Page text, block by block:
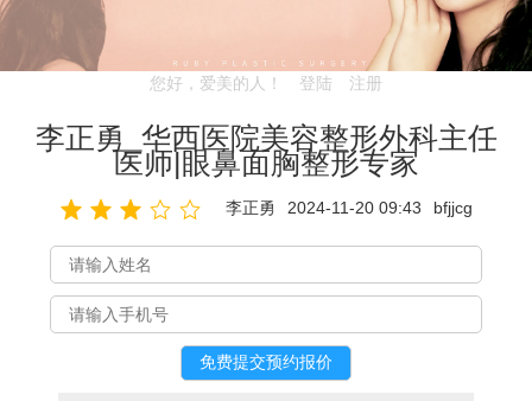
您好，爱美的人！ 登陆 注册
李正勇_华西医院美容整形外科主任
医师|眼鼻面胸整形专家
李正勇 2024-11-20 09:43 bfjjcg